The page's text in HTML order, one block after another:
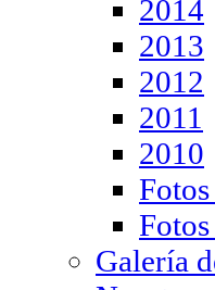
2014
2013
2012
2011
2010
Galería